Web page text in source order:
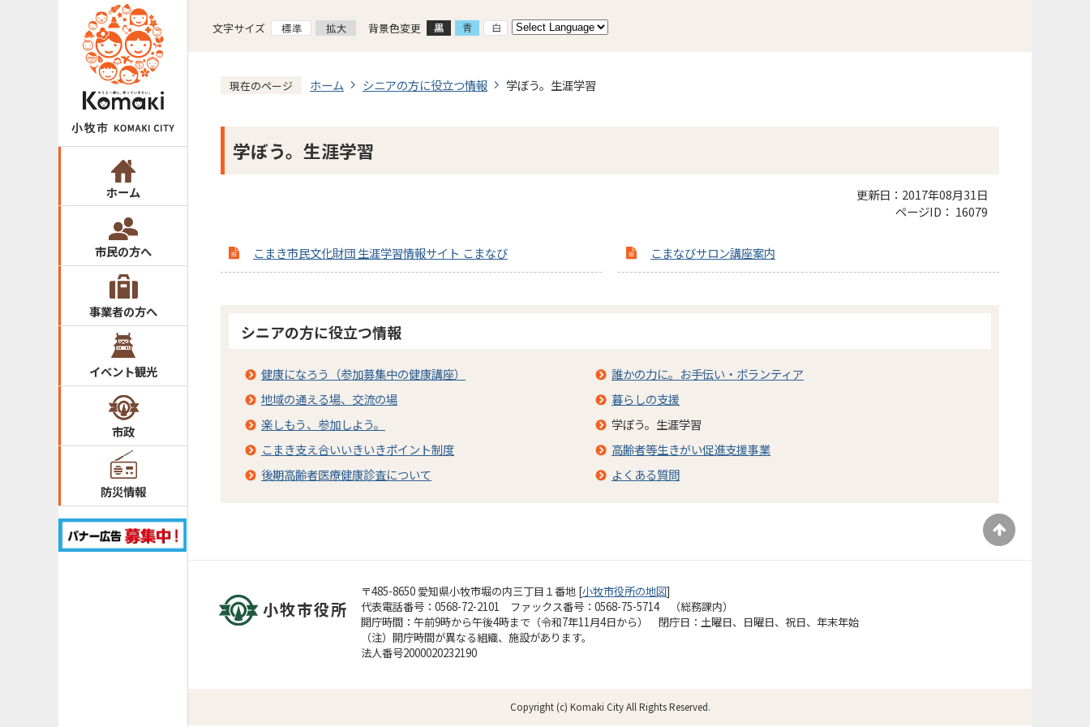
ホーム
市民の方へ
事業者の方へ
イベント観光
市政
防災情報
文字サイズ 背景色変更
現在のページ ホーム シニアの方に役立つ情報 学ぼう。生涯学習
学ぼう。生涯学習
更新日：2017年08月31日
ページID： 16079
こまき市民文化財団 生涯学習情報サイト こまなび こまなびサロン講座案内
シニアの方に役立つ情報
健康になろう（参加募集中の健康講座）
誰かの力に。お手伝い・ボランティア
地域の通える場、交流の場
暮らしの支援
楽しもう、参加しよう。
学ぼう。生涯学習
こまき支え合いいきいきポイント制度
高齢者等生きがい促進支援事業
後期高齢者医療健康診査について
よくある質問
小牧市役所
〒485-8650 愛知県小牧市堀の内三丁目１番地 [小牧市役所の地図]
代表電話番号：0568-72-2101 ファックス番号：0568-75-5714 （総務課内）
開庁時間：午前9時から午後4時まで（令和7年11月4日から） 閉庁日：土曜日、日曜日、祝日、年末年始
（注）開庁時間が異なる組織、施設があります。
法人番号2000020232190
Copyright (c) Komaki City All Rights Reserved.